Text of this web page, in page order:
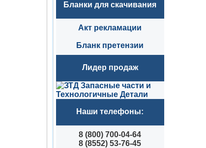
Бланки для скачивания
Акт рекламации
Бланк претензии
Лидер продаж
Наши телефоны:
8 (800) 700-04-64
8 (8552) 53-76-45